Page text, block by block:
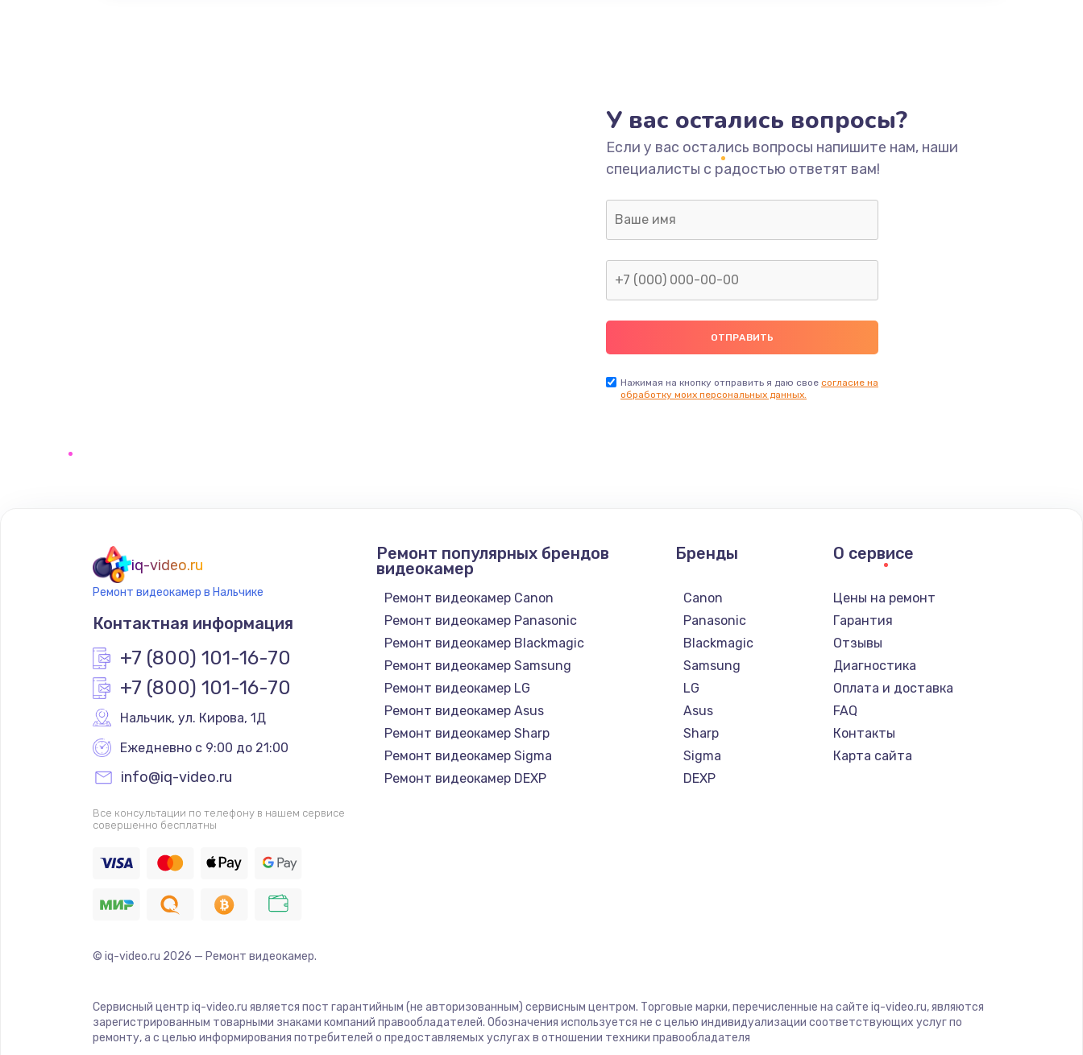
У вас остались вопросы?
Если у вас остались вопросы напишите нам, наши
специалисты с радостью ответят вам!
Нажимая на кнопку отправить я даю свое согласие на
обработку моих персональных данных.
iq-video.ru
Ремонт видеокамер в Нальчике
Контактная информация
+7 (800) 101-16-70
+7 (800) 101-16-70
Нальчик, ул. Кирова, 1Д
Ежедневно с 9:00 до 21:00
info@iq-video.ru
Все консультации по телефону в нашем сервисе
совершенно бесплатны
Ремонт популярных брендов
видеокамер
Ремонт видеокамер Canon
Ремонт видеокамер Panasonic
Ремонт видеокамер Blackmagic
Ремонт видеокамер Samsung
Ремонт видеокамер LG
Ремонт видеокамер Asus
Ремонт видеокамер Sharp
Ремонт видеокамер Sigma
Ремонт видеокамер DEXP
Бренды
Canon
Panasonic
Blackmagic
Samsung
LG
Asus
Sharp
Sigma
DEXP
О сервисе
Цены на ремонт
Гарантия
Отзывы
Диагностика
Оплата и доставка
FAQ
Контакты
Карта сайта
© iq-video.ru 2026 — Ремонт видеокамер.
Сервисный центр iq-video.ru является пост гарантийным (не авторизованным) сервисным центром. Торговые марки, перечисленные на сайте iq-video.ru, являются
зарегистрированным товарными знаками компаний правообладателей. Обозначения используется не с целью индивидуализации соответствующих услуг по
ремонту, а с целью информирования потребителей о предоставляемых услугах в отношении техники правообладателя